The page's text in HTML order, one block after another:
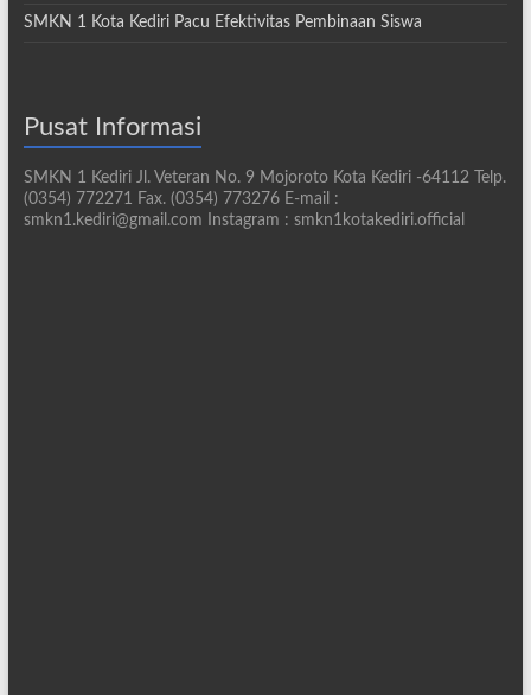
SMKN 1 Kota Kediri Pacu Efektivitas Pembinaan Siswa
Pusat Informasi
SMKN 1 Kediri Jl. Veteran No. 9 Mojoroto Kota Kediri -64112 Telp.
(0354) 772271 Fax. (0354) 773276 E-mail :
smkn1.kediri@gmail.com Instagram : smkn1kotakediri.official